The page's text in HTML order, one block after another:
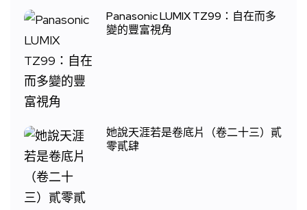
Panasonic LUMIX TZ99：自在而多
變的豐富視角
她說天涯若是卷底片（卷二十三）貳
零貳肆